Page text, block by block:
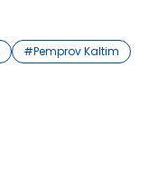
#Pemprov Kaltim